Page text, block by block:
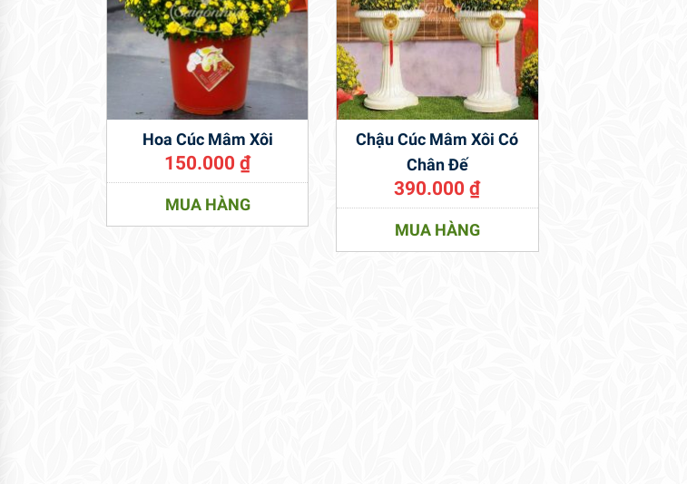
Hoa Cúc Mâm Xôi
150.000₫
MUA HÀNG
Chậu Cúc Mâm Xôi Có
Chân Đế
390.000₫
MUA HÀNG